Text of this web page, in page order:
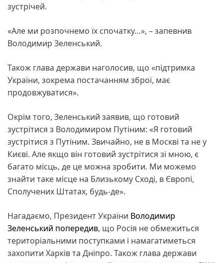
зустрічей.
«Але ми розпочнемо їх спочатку…», – запевнив
Володимир Зеленський.
Також глава держави наголосив, що «підтримка
України, зокрема постачанням зброї, має
продовжуватися».
Окрім того, Зеленський заявив, що готовий
зустрітися з Володимиром Путіним: «Я готовий
зустрітися з Путіним. Звичайно, не в Москві та не у
Києві. Але якщо він готовий зустрітися зі мною, є
багато місць, де це можна зробити. Ми можемо
знайти таке місце на Близькому Сході, в Європі,
Сполучених Штатах, будь-де».
Нагадаємо, Президент України Володимир
Зеленський попередив, що Росія не обмежиться
територіальними поступками і намагатиметься
захопити Харків та Дніпро. Також глава держави